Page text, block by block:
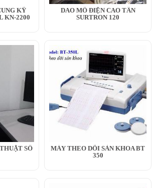
KỸ
KN-2200
DAO MỔ ĐIỆN CAO TẦN
SURTRON 120
SỐ
MÁY THEO DÕI SẢN KHOA BT
350